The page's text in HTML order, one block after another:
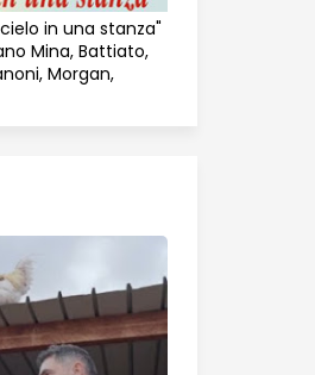
in una stanza"
Mina, Battiato,
Morgan,